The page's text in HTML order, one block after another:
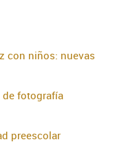
con niños: nuevas
de fotografía
preescolar